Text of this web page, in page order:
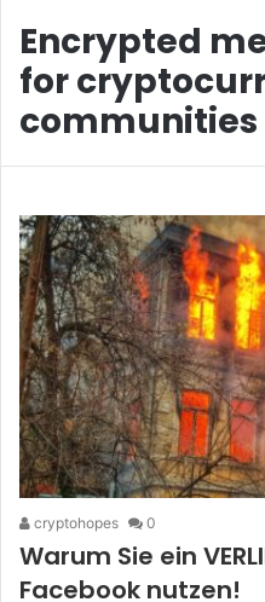
Encrypted
for
communities
cryptohopes 0
Warum Sie ein
Facebook nutzen!